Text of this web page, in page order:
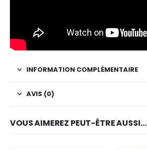
INFORMATION COMPLÉMENTAIRE
AVIS (0)
VOUS AIMEREZ PEUT-ÊTRE AUSSI…